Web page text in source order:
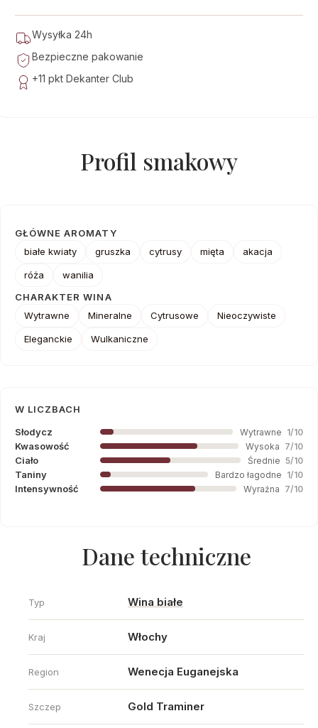
Wysyłka 24h
Bezpieczne pakowanie
+11 pkt Dekanter Club
Profil smakowy
W LICZBACH
Słodycz
Wytrawne 1/10
Kwasowość Wysoka 7/10
Ciało Średnie 5/10
Taniny Bardzo łagodne 1/10
Intensywność Wyraźna 7/10
GŁÓWNE AROMATY
białe kwiaty
gruszka cytrusy mięta akacja
róża
wanilia
CHARAKTER WINA
Wytrawne
Mineralne Cytrusowe Nieoczywiste
Eleganckie Wulkaniczne
Dane techniczne
Typ Wina białe
Kraj Włochy
Region Wenecja Euganejska
Szczep Gold Traminer